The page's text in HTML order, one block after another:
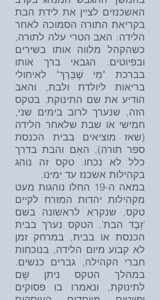
האשכנזים לציין את לידת הבת
בקריאת התורה הסמוכה לאחר
הלידה: האב הטרי עלה לתורה,
כשהקהל מלווה אותו בשירים
ובפיוטים. הגבאי ברך אותו
בברכת "מִי שֶׁבֵּרַךְ" לאיחולי
בריאות ליולדת ולבת, והאב
הודיע את שם התינוקת. בטקס
הזה, שנערך לרוב בימים שני,
חמישי או שבת שלאחר הלידה
(שאז מוציאים בבית הכנסת
ספר תורה), האֵם והבת בדרך
כלל לא נכחו. טקס זה נוהג
בקהילות אשכנז עד ימינו.
במאה ה-19 החלו נוהגות מעט
מקהילות יהדות המזרח לקיים
טקס, שנקרא לראשונה בשם
'זֵבֶד הבת'. הטקס נערך בבית
הכנסת או בבית, במרחק זמן
לא קבוע מיום הלידה, בנוכחות
חברי הקהילה, גברים כנשים.
במהלך הטקס ניתן שֵם
לתינוקת, ונאמרו בו פסוקים